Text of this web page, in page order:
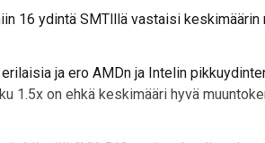
säikeen suorituskyvystä, kun
16 ydintä SMTlllä vastaisi keskimäärin
ja ero AMDn ja Intelin
1.5x on ehkä keskimääri hyvä